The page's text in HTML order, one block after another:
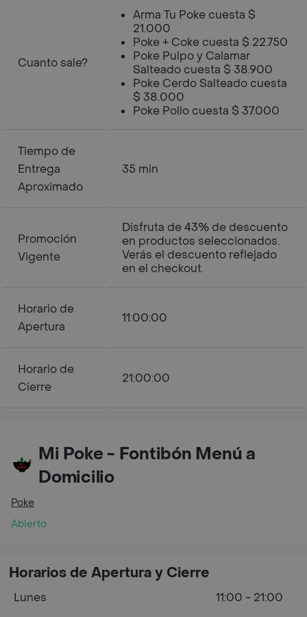
Cuanto sale?
Arma Tu Poke cuesta $
21.000
Poke + Coke cuesta $ 22.750
Poke Pulpo y Calamar
Salteado cuesta $ 38.900
Poke Cerdo Salteado cuesta
$ 38.000
Poke Pollo cuesta $ 37.000
Tiempo de
Entrega
Aproximado
35 min
Promoción
Vigente
Disfruta de 43% de descuento
en productos seleccionados.
Verás el descuento reflejado
en el checkout.
Horario de
Apertura
11:00:00
Horario de
Cierre
21:00:00
Mi Poke - Fontibón Menú a
Domicilio
Poke
Abierto
Horarios de Apertura y Cierre
Lunes
11:00 - 21:00